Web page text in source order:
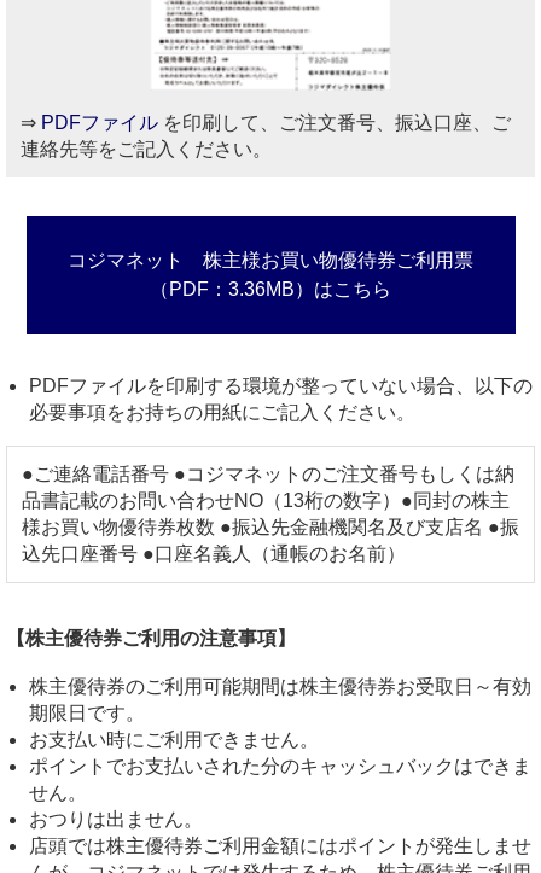
⇒ PDFファイル を印刷して、ご注文番号、振込口座、ご
連絡先等をご記入ください。
コジマネット 株主様お買い物優待券ご利用票
（PDF：3.36MB）はこちら
PDFファイルを印刷する環境が整っていない場合、以下の
必要事項をお持ちの用紙にご記入ください。
●ご連絡電話番号 ●コジマネットのご注文番号もしくは納
品書記載のお問い合わせNO（13桁の数字）●同封の株主
様お買い物優待券枚数 ●振込先金融機関名及び支店名 ●振
込先口座番号 ●口座名義人（通帳のお名前）
【株主優待券ご利用の注意事項】
株主優待券のご利用可能期間は株主優待券お受取日～有効
期限日です。
お支払い時にご利用できません。
ポイントでお支払いされた分のキャッシュバックはできま
せん。
おつりは出ません。
店頭では株主優待券ご利用金額にはポイントが発生しませ